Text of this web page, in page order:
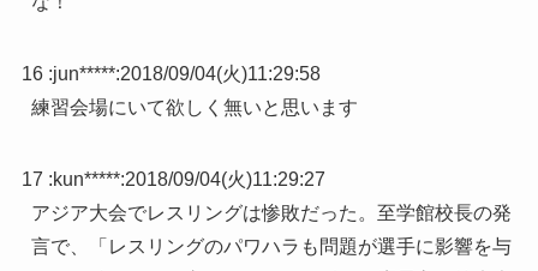
16 :jun*****:2018/09/04(火)11:29:58
練習会場にいて欲しく無いと思います
17 :kun*****:2018/09/04(火)11:29:27
アジア大会でレスリングは惨敗だった。至学館校長の発
言で、「レスリングのパワハラも問題が選手に影響を与